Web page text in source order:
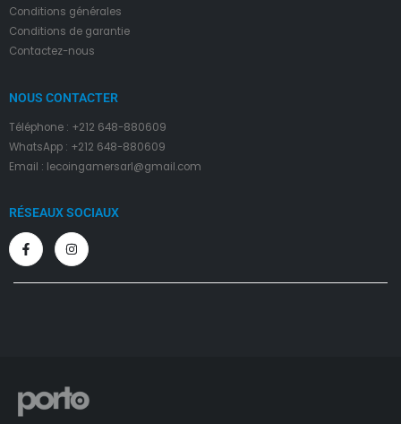
Conditions générales
Conditions de garantie
Contactez-nous
NOUS CONTACTER
Téléphone : +212 648-880609
WhatsApp : +212 648-880609
Email : lecoingamersarl@gmail.com
RÉSEAUX SOCIAUX